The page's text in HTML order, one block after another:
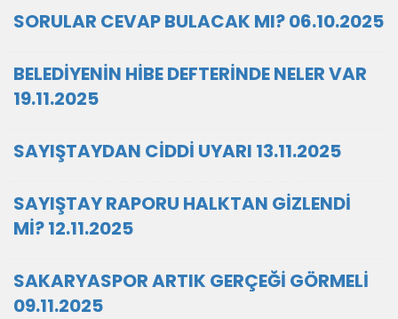
SORULAR CEVAP BULACAK MI? 06.10.2025
BELEDİYENİN HİBE DEFTERİNDE NELER VAR
19.11.2025
SAYIŞTAYDAN CİDDİ UYARI 13.11.2025
SAYIŞTAY RAPORU HALKTAN GİZLENDİ
Mİ? 12.11.2025
SAKARYASPOR ARTIK GERÇEĞİ GÖRMELİ
09.11.2025